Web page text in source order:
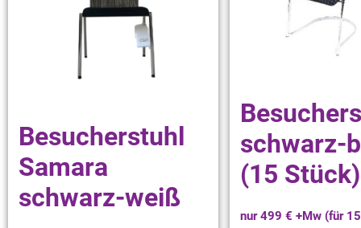
Besucherstuhl
Samara
schwarz-weiß
schwarz-
(15 Stück)
nur 499 € +Mw (für